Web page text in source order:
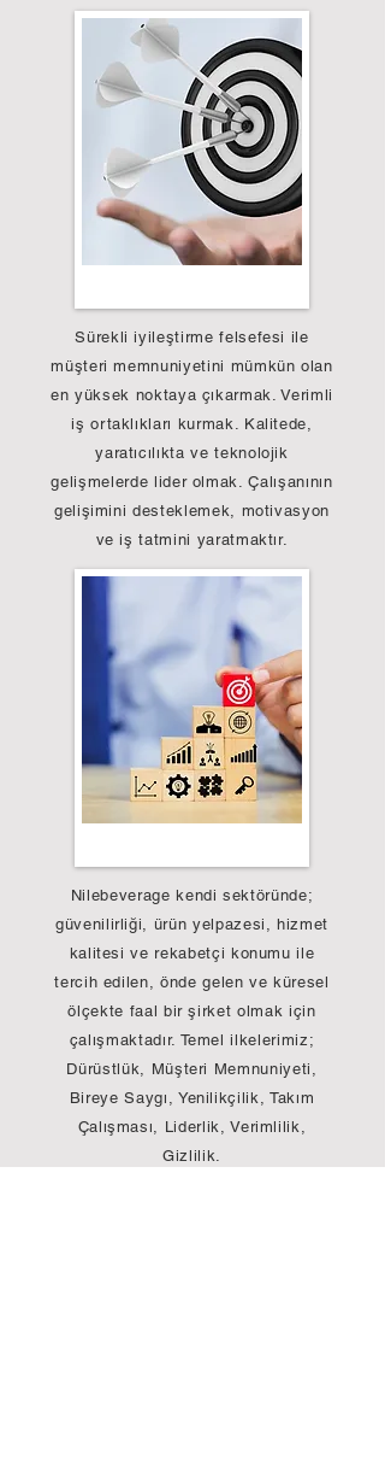
Sürekli iyileştirme felsefesi ile
müşteri memnuniyetini mümkün olan
en yüksek noktaya çıkarmak. Verimli
iş ortaklıkları kurmak. Kalitede,
yaratıcılıkta ve teknolojik
gelişmelerde lider olmak. Çalışanının
gelişimini desteklemek, motivasyon
ve iş tatmini yaratmaktır.
Nilebeverage kendi sektöründe;
güvenilirliği, ürün yelpazesi, hizmet
kalitesi ve rekabetçi konumu ile
tercih edilen, önde gelen ve küresel
ölçekte faal bir şirket olmak için
çalışmaktadır. Temel ilkelerimiz;
Dürüstlük, Müşteri Memnuniyeti,
Bireye Saygı, Yenilikçilik, Takım
Çalışması, Liderlik, Verimlilik,
Gizlilik.